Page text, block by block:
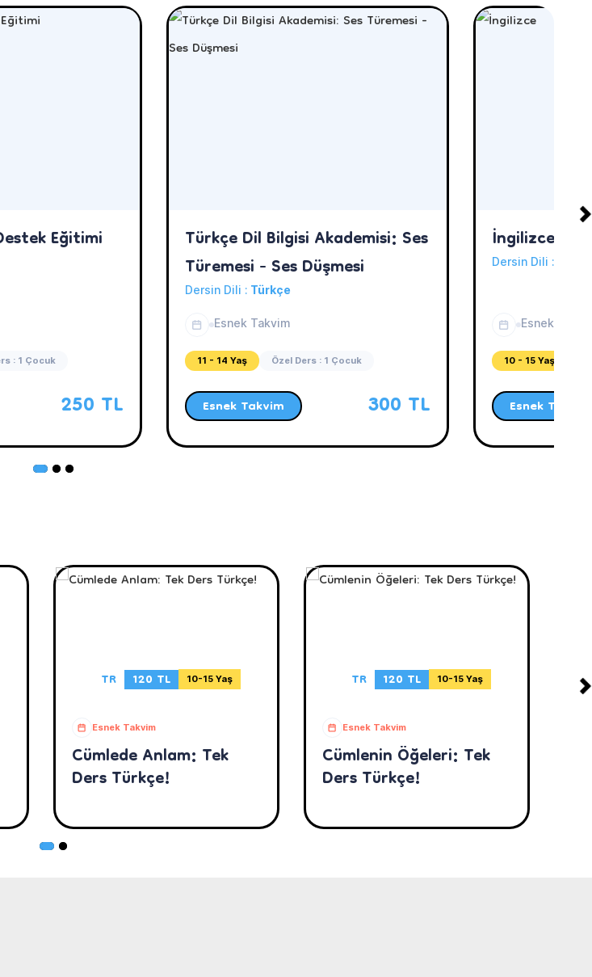
Eğitimi
: 1 Çocuk
250 TL
Türkçe Dil Bilgisi Akademisi: Ses
Türemesi - Ses Düşmesi
Dersin Dili : Türkçe
Esnek Takvim
11 - 14 Yaş Özel Ders : 1 Çocuk
Esnek Takvim 300 TL
İngilizce
Dersin Dili :
Esnek
10 - 15 Yaş
Esnek Takvim
TR 120 TL 10-15 Yaş
Esnek Takvim
Cümlede Anlam: Tek
Ders Türkçe!
TR 120 TL 10-15 Yaş
Esnek Takvim
Cümlenin Öğeleri: Tek
Ders Türkçe!